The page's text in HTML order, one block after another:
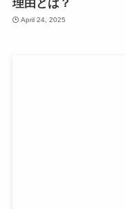
理由とは？
April 24, 2025